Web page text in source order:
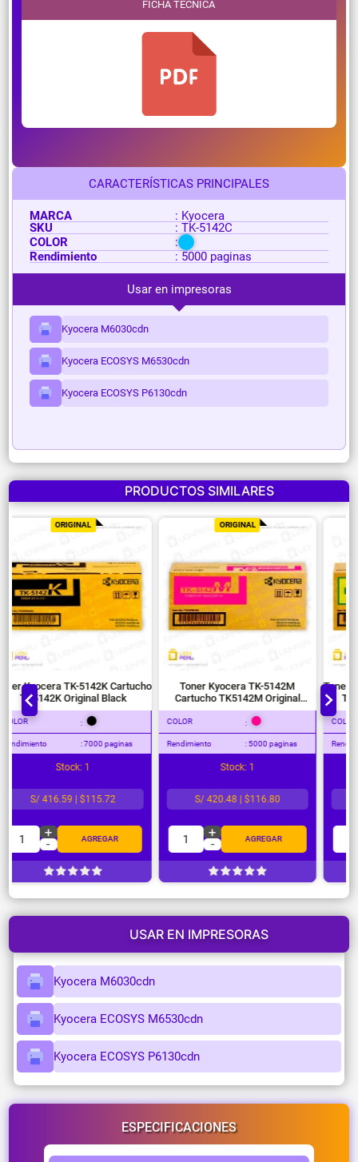
CARACTERÍSTICAS PRINCIPALES
MARCA
: Kyocera
SKU
: TK-5142C
COLOR
:
Rendimiento
: 5000 paginas
Usar en impresoras
Kyocera M6030cdn
Kyocera ECOSYS M6530cdn
Kyocera ECOSYS P6130cdn
FICHA TECNICA
PRODUCTOS SIMILARES
ORIGINAL
Toner Kyocera TK-5142K Cartucho
TK5142K Original Black
Rendimiento : 7000 paginas
Stock: 1
S/ 416.59 | $115.72
1 AGREGAR
ORIGINAL
Toner Kyocera TK-5142M
Cartucho TK5142M Original
Magenta
Rendimiento : 5000 paginas
Stock: 1
S/ 420.48 | $116.80
1 AGREGAR
USAR EN IMPRESORAS
Kyocera M6030cdn
Kyocera ECOSYS M6530cdn
Kyocera ECOSYS P6130cdn
ESPECIFICACIONES